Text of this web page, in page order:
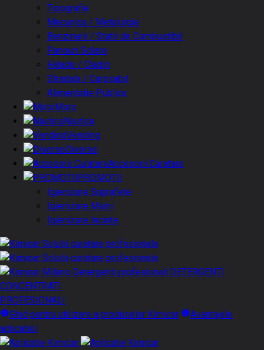
Tipografie
Mecanica / Metalurgie
Benzinarii / Statii de Combustibil
Panouri Solare
Fatade / Cladiri
Stradala / Carosabil
Alimentatie Publica
Moto
Nautica
Vending
Diverse
Accesorii Curatare
PROMOTII
Igienizare Suprafete
Igienizare Maini
Igienizare Incinte
DETERGENTI
CONCENTRATI
PROFESIONALI
Ghid pentru utilizare a produselor Kimicar
Avantajele
aplicatiei